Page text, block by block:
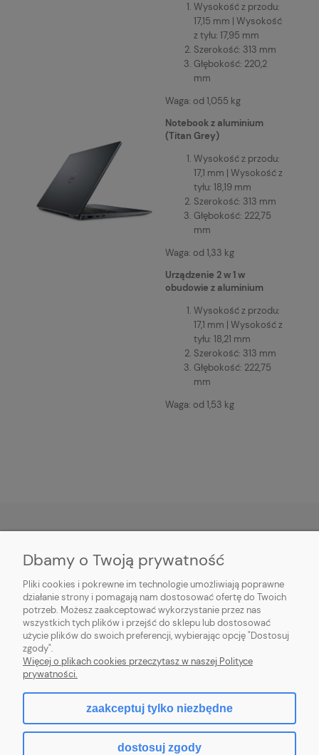
Wysokość z przodu:
17,15 mm | Wysokość
z tyłu: 17,95 mm
Szerokość: 313 mm
Głębokość: 220,2
mm
Waga: od 1,055 kg
Notebook z aluminium
(Titan Grey)
Wysokość z przodu:
17,1 mm | Wysokość z
tyłu: 18,19 mm
Szerokość: 313 mm
Głębokość: 222,75
mm
Waga: od 1,33 kg
Urządzenie 2 w 1 w
obudowie z aluminium
Wysokość z przodu:
17,1 mm | Wysokość z
tyłu: 18,21 mm
Szerokość: 313 mm
Głębokość: 222,75
mm
Waga: od 1,53 kg
O NAS
INFORMACJE
PŁATNOŚCI I DOSTAWA
POMOC
MOJE KONTO
Dbamy o Twoją prywatność
Pliki cookies i pokrewne im technologie umożliwiają poprawne
działanie strony i pomagają nam dostosować ofertę do Twoich
potrzeb. Możesz zaakceptować wykorzystanie przez nas
wszystkich tych plików i przejść do sklepu lub dostosować
użycie plików do swoich preferencji, wybierając opcję "Dostosuj
zgody".
Więcej o plikach cookies przeczytasz w naszej Polityce
prywatności.
zaakceptuj tylko niezbędne
dostosuj zgody